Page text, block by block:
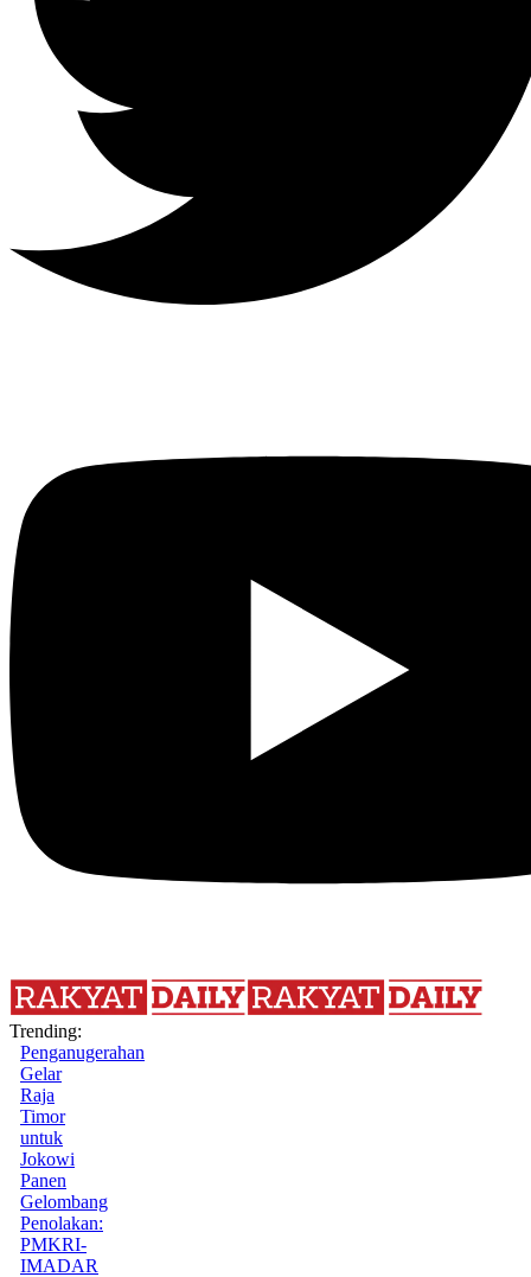
Trending:
Penganugerahan
Gelar
Raja
Timor
untuk
Jokowi
Panen
Gelombang
Penolakan:
PMKRI-
IMADAR